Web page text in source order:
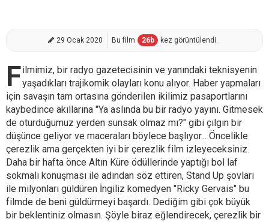
29 Ocak 2020 Bu film 26b kez görüntülendi.
Filmimiz, bir radyo gazetecisinin ve yanındaki teknisyenin
yaşadıkları trajikomik olayları konu alıyor. Haber yapmaları
için savaşın tam ortasına gönderilen ikilimiz pasaportlarını
kaybedince akıllarına "Ya aslında bu bir radyo yayını. Gitmesek
de oturduğumuz yerden sunsak olmaz mı?" gibi çılgın bir
düşünce geliyor ve maceraları böylece başlıyor... Öncelikle
çerezlik ama gerçekten iyi bir çerezlik film izleyeceksiniz.
Daha bir hafta önce Altın Küre ödüllerinde yaptığı bol laf
sokmalı konuşması ile adından söz ettiren, Stand Up şovları
ile milyonları güldüren İngiliz komedyen "Ricky Gervais" bu
filmde de beni güldürmeyi başardı. Dediğim gibi çok büyük
bir beklentiniz olmasın. Şöyle biraz eğlendirecek, çerezlik bir